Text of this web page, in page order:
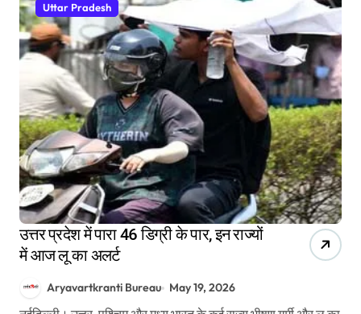
Uttar Pradesh
उत्तर प्रदेश में पारा 46 डिग्री के पार, इन राज्यों
में आज लू का अलर्ट
Aryavartkranti Bureau May 19, 2026